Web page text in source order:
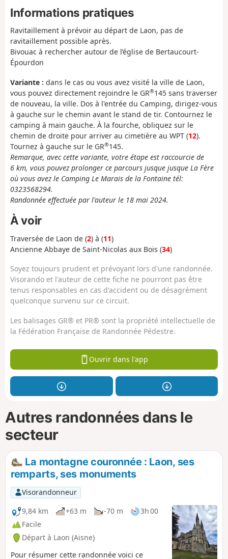
Informations pratiques
Ravitaillement à prévoir au départ de Laon, pas de
ravitaillement possible après.
Bivouac à rechercher autour de l’église de Bertaucourt-
Épourdon
Variante : dans le cas ou vous avez visité la ville de Laon,
vous pouvez directement rejoindre le GR®145 sans traverser
de nouveau, la ville. Dos à l'entrée du Camping, dirigez-vous
à gauche sur le chemin avant le stand de tir. Contournez le
camping à main gauche. À la fourche, obliquez sur le
chemin de droite pour arriver au cimetière au WPT (12).
Tournez à gauche sur le GR®145.
Remarque, avec cette variante, votre étape est raccourcie de
6 km, vous pouvez prolonger ce parcours jusque jusque La Fère
où vous avez le Camping Le Marais de la Fontaine tél:
0323568294.
Randonnée effectuée par l'auteur le 18 mai 2024.
À voir
Traversée de Laon de (2) à (11)
Ancienne Abbaye de Saint-Nicolas aux Bois (34)
Soyez toujours prudent et prévoyant lors d'une randonnée.
Visorando et l'auteur de cette fiche ne pourront pas être
tenus responsables en cas d'accident ou de désagrément
quelconque survenu sur ce circuit.
Les balisages GR® et PR® sont la propriété intellectuelle de
la Fédération Française de Randonnée Pédestre.
Ouvrir dans l'app
Autres randonnées dans le
secteur
La montagne couronnée : Laon, ses
remparts, ses monuments
Visorandonneur
9,84 km
+63 m -70 m
3h 00
Facile
Départ à Laon (Aisne)
Pour résumer cette randonnée voici ce